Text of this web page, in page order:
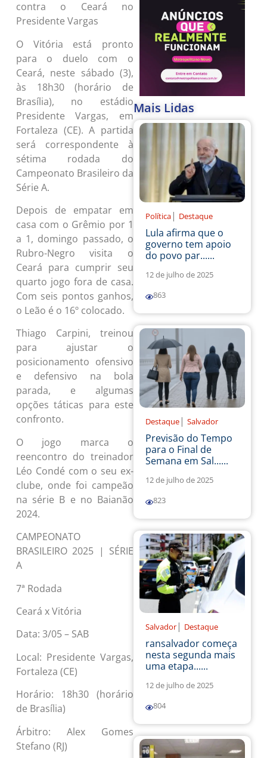
contra o Ceará no
Presidente Vargas
O Vitória está pronto
para o duelo com o
Ceará, neste sábado (3),
às 18h30 (horário de
Brasília), no estádio
Presidente Vargas, em
Fortaleza (CE). A partida
será correspondente à
sétima rodada do
Campeonato Brasileiro da
Série A.
Depois de empatar em
casa com o Grêmio por 1
a 1, domingo passado, o
Rubro-Negro visita o
Ceará para cumprir seu
quarto jogo fora de casa.
Com seis pontos ganhos,
o Leão é o 16º colocado.
Thiago Carpini, treinou
para ajustar o
posicionamento ofensivo
e defensivo na bola
parada, e algumas
opções táticas para este
confronto.
O jogo marca o
reencontro do treinador
Léo Condé com o seu ex-
clube, onde foi campeão
na série B e no Baianão
2024.
CAMPEONATO
BRASILEIRO 2025 | SÉRIE
A
7ª Rodada
Ceará x Vitória
Data: 3/05 – SAB
Local: Presidente Vargas,
Fortaleza (CE)
Horário: 18h30 (horário
de Brasília)
Árbitro: Alex Gomes
Stefano (RJ)
Mais Lidas
Política | Destaque
Lula afirma que o
governo tem apoio
do povo par......
12 de julho de 2025
863
Destaque | Salvador
Previsão do Tempo
para o Final de
Semana em Sal......
12 de julho de 2025
823
Salvador | Destaque
ransalvador começa
nesta segunda mais
uma etapa......
12 de julho de 2025
804